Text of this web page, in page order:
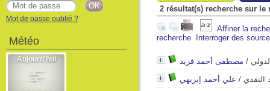
Affiner la
recherche
Interroger des
/ مصطفى أحمد فريد
النقدي / علي أحمد إبريهي
Mot de passe oublié ?
Météo